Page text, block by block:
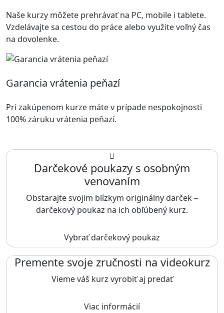
Naše kurzy môžete prehrávať na PC, mobile i tablete.
Vzdelávajte sa cestou do práce alebo využite voľný čas
na dovolenke.
Garancia vrátenia peňazí
Pri zakúpenom kurze máte v prípade nespokojnosti
100% záruku vrátenia peňazí.
Darčekové poukazy s osobným
venovaním
Obstarajte svojim blízkym originálny darček –
darčekový poukaz na ich obľúbený kurz.
Vybrať darčekový poukaz
Premente svoje zručnosti na videokurz
Vieme váš kurz vyrobiť aj predať
Viac informácií